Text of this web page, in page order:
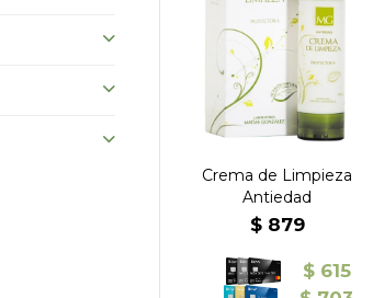
Crema de Limpieza
Antiedad
$ 879
$ 615